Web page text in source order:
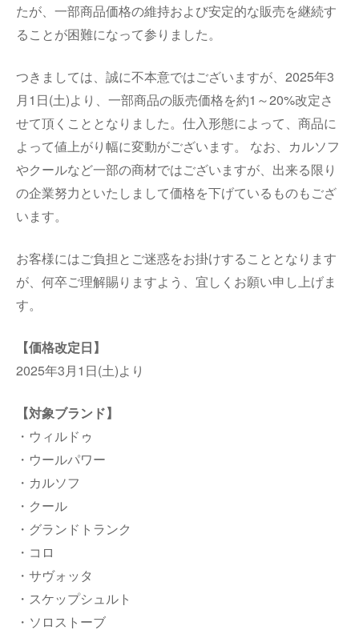
たが、一部商品価格の維持および安定的な販売を継続す
ることが困難になって参りました。
つきましては、誠に不本意ではございますが、2025年3
月1日(土)より、一部商品の販売価格を約1～20%改定さ
せて頂くこととなりました。仕入形態によって、商品に
よって値上がり幅に変動がございます。 なお、カルソフ
やクールなど一部の商材ではございますが、出来る限り
の企業努力といたしまして価格を下げているものもござ
います。
お客様にはご負担とご迷惑をお掛けすることとなります
が、何卒ご理解賜りますよう、宜しくお願い申し上げま
す。
【価格改定日】
2025年3月1日(土)より
【対象ブランド】
・ウィルドゥ
・ウールパワー
・カルソフ
・クール
・グランドトランク
・コロ
・サヴォッタ
・スケップシュルト
・ソロストーブ